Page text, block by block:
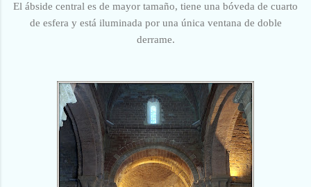
El ábside central es de mayor tamaño, tiene una bóveda de cuarto
de esfera y está iluminada por una única ventana de doble
derrame.